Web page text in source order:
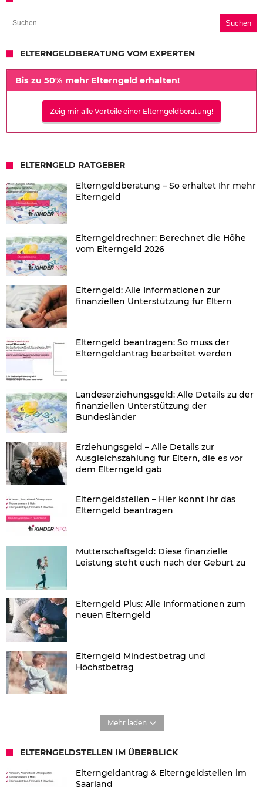
Suchen nach:
ELTERNGELDBERATUNG VOM EXPERTEN
Bis zu 50% mehr Elterngeld erhalten!
Zeig mir alle Vorteile einer Elterngeldberatung!
ELTERNGELD RATGEBER
Elterngeldberatung – So erhaltet Ihr mehr
Elterngeld
Elterngeldrechner: Berechnet die Höhe
vom Elterngeld 2026
Elterngeld: Alle Informationen zur
finanziellen Unterstützung für Eltern
Elterngeld beantragen: So muss der
Elterngeldantrag bearbeitet werden
Landeserziehungsgeld: Alle Details zu der
finanziellen Unterstützung der
Bundesländer
Erziehungsgeld – Alle Details zur
Ausgleichszahlung für Eltern, die es vor
dem Elterngeld gab
Elterngeldstellen – Hier könnt ihr das
Elterngeld beantragen
Mutterschaftsgeld: Diese finanzielle
Leistung steht euch nach der Geburt zu
Elterngeld Plus: Alle Informationen zum
neuen Elterngeld
Elterngeld Mindestbetrag und
Höchstbetrag
Mehr laden
ELTERNGELDSTELLEN IM ÜBERBLICK
Elterngeldantrag & Elterngeldstellen im
Saarland